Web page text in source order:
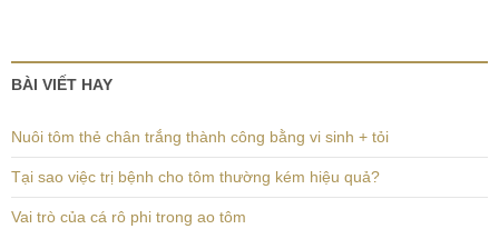
BÀI VIẾT HAY
Nuôi tôm thẻ chân trắng thành công bằng vi sinh + tỏi
Tại sao việc trị bệnh cho tôm thường kém hiệu quả?
Vai trò của cá rô phi trong ao tôm